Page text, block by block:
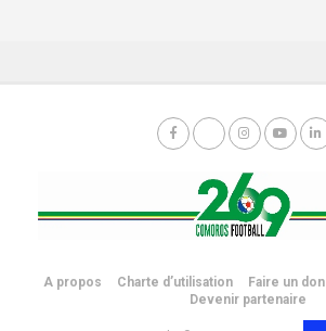
A propos Charte d’utilisation Faire un don
Devenir partenaire